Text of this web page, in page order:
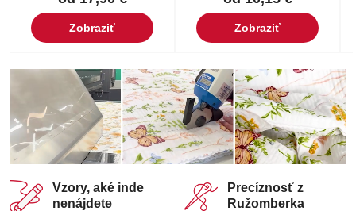
Zobraziť Zobraziť
Vzory, aké inde
nenájdete
Precíznosť z
Ružomberka